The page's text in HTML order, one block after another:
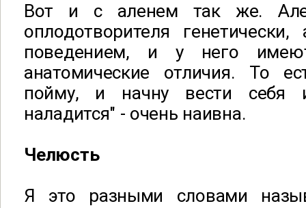
Вот и с аленем так же.
оплодотворителя
поведением, и у него
анатомические отличия. То
пойму, и начну вести себя
наладится" - очень наивна.
Челюсть
Я это разными словами